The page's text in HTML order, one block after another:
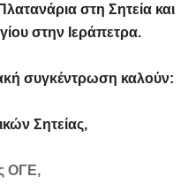
στη Σητεία και
στην Ιεράπετρα.
συγκέντρωση καλούν:
Σητείας,
ΟΓΕ,